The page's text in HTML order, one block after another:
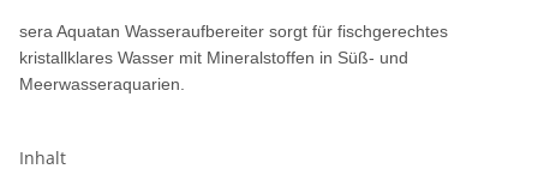
sera Aquatan Wasseraufbereiter sorgt für fischgerechtes
kristallklares Wasser mit Mineralstoffen in Süß- und
Meerwasseraquarien.
Inhalt